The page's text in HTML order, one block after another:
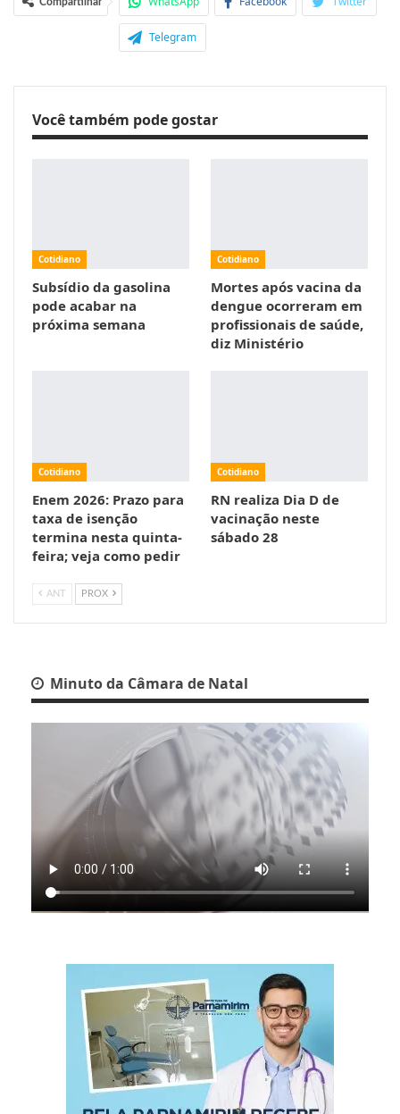
Telegram
Você também pode gostar
Cotidiano
Subsídio da gasolina
pode acabar na
próxima semana
Cotidiano
Mortes após vacina da
dengue ocorreram em
profissionais de saúde,
diz Ministério
Cotidiano
Enem 2026: Prazo para
taxa de isenção
termina nesta quinta-
feira; veja como pedir
Cotidiano
RN realiza Dia D de
vacinação neste
sábado 28
ANT PROX
Minuto da Câmara de Natal